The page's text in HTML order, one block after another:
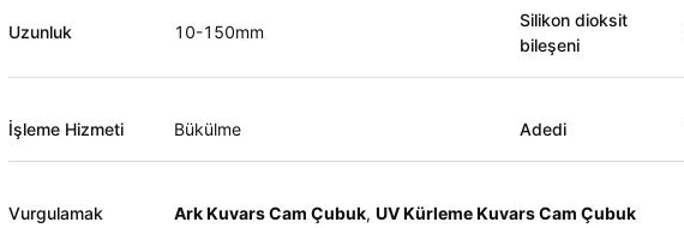
Uzunluk 10-150mm
Silikon dioksit
bileşeni
İşleme Hizmeti Bükülme Adedi
Vurgulamak Ark Kuvars Cam Çubuk, UV Kürleme Kuvars Cam Çubuk